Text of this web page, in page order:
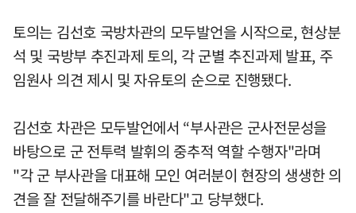
토의는 김선호 국방차관의 모두발언을 시작으로, 현상분
석 및 국방부 추진과제 토의, 각 군별 추진과제 발표, 주
임원사 의견 제시 및 자유토의 순으로 진행됐다.
김선호 차관은 모두발언에서 “부사관은 군사전문성을
바탕으로 군 전투력 발휘의 중추적 역할 수행자"라며
"각 군 부사관을 대표해 모인 여러분이 현장의 생생한 의
견을 잘 전달해주기를 바란다"고 당부했다.